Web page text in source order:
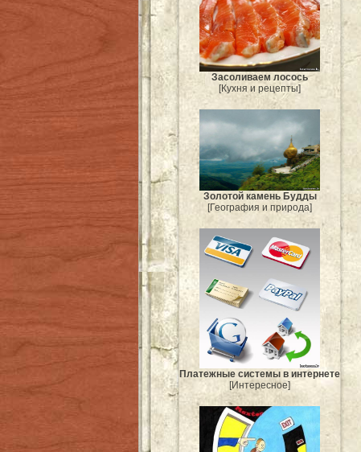
Засоливаем лосось
[Кухня и рецепты]
Золотой камень Будды
[География и природа]
Платежные системы в интернете
[Интересное]